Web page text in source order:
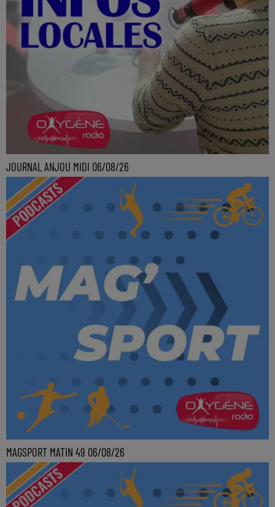
JOURNAL ANJOU MIDI 06/08/26
MAGSPORT MATIN 49 06/08/26